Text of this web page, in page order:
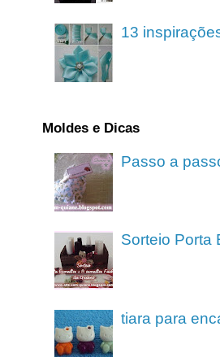
13
Moldes e Dicas
Passo a
Sorteio Porta
tiara para